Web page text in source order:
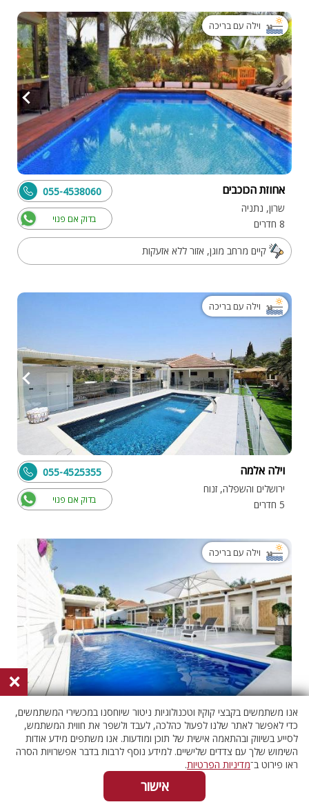
וילה עם בריכה
אחוזת הכוכבים
שרון, נתניה
8 חדרים
בדוק אם פנוי
055-4538060
קיים מרחב מוגן, אזור ללא אזעקות
וילה עם בריכה
וילה אלמה
ירושלים והשפלה, זנוח
5 חדרים
בדוק אם פנוי
055-4525355
וילה עם בריכה
אחוזת ליר
שרון, שדה יצחק
6 חדרים
בדוק אם פנוי
055-4537981
קיים מרחב מוגן, אזור ללא אזעקות
×
אנו משתמשים בקבצי קוקיז וטכנולוגיות ניטור שיוחסנו במכשירי המשתמשים,
כדי לאפשר לאתר שלנו לפעול כהלכה, לעבד ולשפר את חווית המשתמש,
לסייע בשיווק ובהתאמה אישית של תוכן ומודעות. אנו משתפים מידע אודות
השימוש שלך עם צדדים שלישיים. למידע נוסף לרבות בדבר אפשרויות הסרה
ראו פירוט ב־מדיניות הפרטיות.
אישור